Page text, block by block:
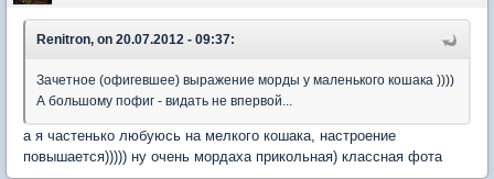
Renitron, on 20.07.2012 - 09:37:
Зачетное (офигевшее) выражение морды у маленького кошака ))))
А большому пофиг - видать не впервой...
а я частенько любуюсь на мелкого кошака, настроение
повышается))))) ну очень мордаха прикольная) классная фота